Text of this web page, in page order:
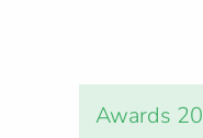
Awards